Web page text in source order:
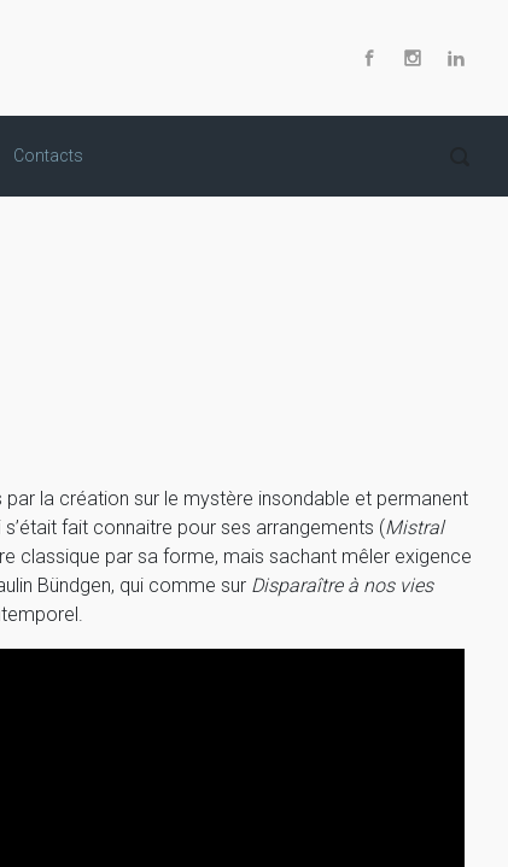
Contacts
la création sur le mystère insondable et permanent
fait connaitre pour ses arrangements (Mistral
classique par sa forme, mais sachant mêler exigence
Bündgen, qui comme sur Disparaître à nos vies